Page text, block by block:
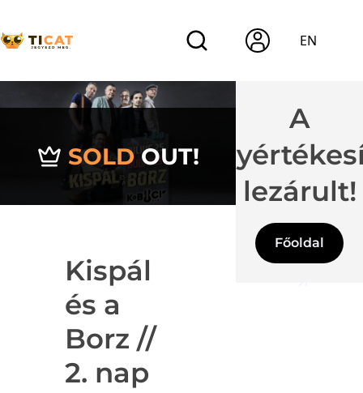
EN
SOLDOUT!
Kispál
és a
Borz //
2. nap
A
lezárult!
Főoldal